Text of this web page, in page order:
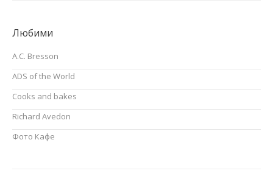
Любими
A.C. Bresson
ADS of the World
Cooks and bakes
Richard Avedon
Фото Кафе